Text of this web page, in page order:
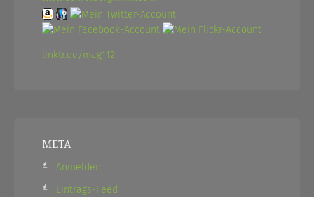
linktr.ee/mag112
META
Anmelden
Eintrags-Feed